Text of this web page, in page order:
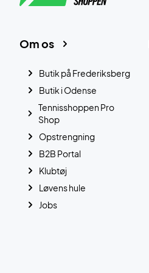
Om os
Butik på Frederiksberg
Butik i Odense
Tennisshoppen Pro
Shop
Opstrengning
B2B Portal
Klubtøj
Løvens hule
Jobs